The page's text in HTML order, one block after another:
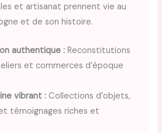
et artisanat prennent vie au
et de son histoire.
authentique :Reconstitutions
et commerces d’époque
vibrant :Collections d’objets,
témoignages riches et